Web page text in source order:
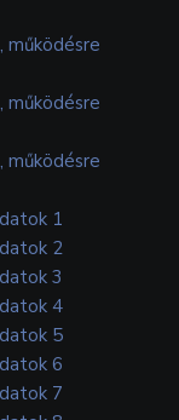
működésre
működésre
működésre
1
2
3
4
5
6
7